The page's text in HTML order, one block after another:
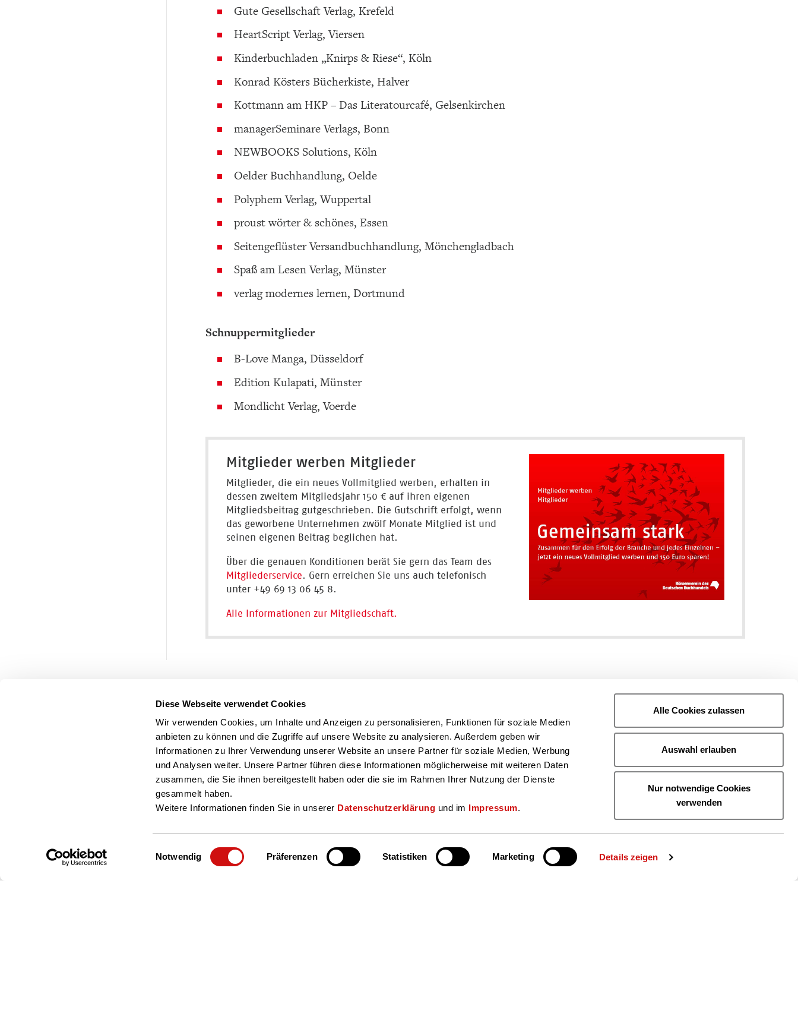
Diese Webseite verwendet Cookies
Wir verwenden Cookies, um Inhalte und Anzeigen zu personalisieren, Funktionen für soziale Medien
anbieten zu können und die Zugriffe auf unsere Website zu analysieren. Außerdem geben wir
Informationen zu Ihrer Verwendung unserer Website an unsere Partner für soziale Medien, Werbung
und Analysen weiter. Unsere Partner führen diese Informationen möglicherweise mit weiteren Daten
zusammen, die Sie ihnen bereitgestellt haben oder die sie im Rahmen Ihrer Nutzung der Dienste
gesammelt haben.
Weitere Informationen finden Sie in unserer Datenschutzerklärung und im Impressum.
Einwilligungsauswahl
Notwendig Präferenzen Statistiken Marketing Details zeigen
Alle Cookies zulassen
Auswahl erlauben
Nur notwendige Cookies
verwenden
Gute Gesellschaft Verlag, Krefeld
HeartScript Verlag, Viersen
Kinderbuchladen „Knirps & Riese“, Köln
Konrad Kösters Bücherkiste, Halver
Kottmann am HKP – Das Literatourcafé, Gelsenkirchen
managerSeminare Verlags, Bonn
NEWBOOKS Solutions, Köln
Oelder Buchhandlung, Oelde
Polyphem Verlag, Wuppertal
proust wörter & schönes, Essen
Seitengeflüster Versandbuchhandlung, Mönchengladbach
Spaß am Lesen Verlag, Münster
verlag modernes lernen, Dortmund
Schnuppermitglieder
B-Love Manga, Düsseldorf
Edition Kulapati, Münster
Mondlicht Verlag, Voerde
Mitglieder werben Mitglieder
Mitglieder, die ein neues Vollmitglied werben, erhalten in
dessen zweitem Mitgliedsjahr 150 € auf ihren eigenen
Mitgliedsbeitrag gutgeschrieben. Die Gutschrift erfolgt, wenn
das geworbene Unternehmen zwölf Monate Mitglied ist und
seinen eigenen Beitrag beglichen hat.
Über die genauen Konditionen berät Sie gern das Team des
Mitgliederservice. Gern erreichen Sie uns auch telefonisch
unter +49 69 13 06 45 8.
Alle Informationen zur Mitgliedschaft.